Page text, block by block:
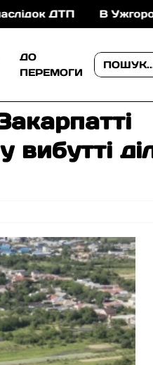
В Ужгороді до Дня
ДО
ПЕРЕМОГИ